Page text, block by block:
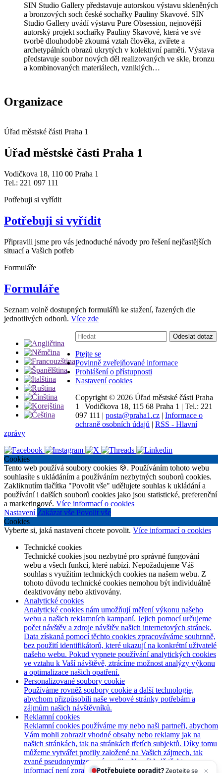
SIN Studio Gallery představuje autorskou výstavu skleněných
a bronzových soch české sochařky Pauliny Skavové. SIN
Studio Gallery uvádí výstavu Pure Obsession, nejnovější
autorský projekt sochařky Pauliny Skavové, která ve své
tvorbě dlouhodobě zkoumá vztah člověka, zvířete a
archetypálních obrazů ukrytých v kolektivní paměti. Výstava
představuje soubor nových děl realizovaných ve skle, bronzu
a kombinovaných materiálech, vzniklých…
Organizace
Úřad městské části Praha 1
Úřad městské části Praha 1
Vodičkova 18, 110 00 Praha 1
Tel.: 221 097 111
Potřebuji si vyřídit
Potřebuji si vyřídit
Připravili jsme pro vás jednoduché návody pro řešení nejčastějších
situací a Vašich potřeb
Formuláře
Formuláře
Seznam volně dostupných formulářů ke stažení, řazených dle
jednotlivých odborů. Více zde
Vyhledávání:
Odeslat dotaz
Ptejte se
Povinně zveřejňované informace
Prohlášení o přístupnosti
Nastavení cookies
Copyright © 2026 Úřad městské části Praha
1 | Vodičkova 18, 115 68 Praha 1 | Tel.: 221
097 111 | posta@praha1.cz | Informace o
ochraně osobních údajů | RSS - Hlavní
zprávy
Cookies
Tento web používá soubory cookies 🍪. Používáním tohoto webu
souhlasíte s ukládáním a používáním nezbytných souborů cookies.
Zakliknutím tlačítka "Povolit vše" udělujete souhlas k ukládání a
používání i dalších souborů cookies jako jsou statistické, preferenční
a marketingové. Více informací o cookies
Nastavení Zakázat vše Povolit vše
Cookies
Vyberte si, jaká nastavení chcete povolit. Více informací o cookies
Technické cookies
Technické cookies jsou nezbytné pro správné fungování
webu a všech funkcí, které nabízí. Nepožadujeme Váš
souhlas s využitím technických cookies na našem webu. Z
tohoto důvodu technické cookies nemohou být individuálně
deaktivovány nebo aktivovány.
Analytické cookies
Analytické cookies nám umožňují měření výkonu našeho
webu a našich reklamních kampaní. Jejich pomocí určujeme
počet návštěv a zdroje návštěv našich internetových stránek.
Data získaná pomocí těchto cookies zpracováváme souhrnně,
bez použití identifikátorů, které ukazují na konkrétní uživatelé
našeho webu. Pokud vypnete používání analytických cookies
ve vztahu k Vaší návštěvě, ztrácíme možnost analýzy výkonu
a optimalizace našich opatření.
Personalizované soubory cookie
Používáme rovněž soubory cookie a další technologie,
abychom přizpůsobili naše webové stránky potřebám a
zájmům našich návštěvníků.
Reklamní cookies
Reklamní cookies používáme my nebo naši partneři, abychom
Vám mohli zobrazit vhodné obsahy nebo reklamy jak na
našich stránkách, tak na stránkách třetích subjektů. Díky tomu
můžeme vytvářet profily založené na Vašich zájmech, tak
zvané pseudonymizované profily. Na základě těchto
informací není zpravidla možná bezprostřední identifikace
Potřebujete poradit?Zeptejte se našeho asistenta